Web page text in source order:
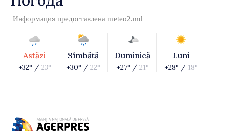
Информация предоставлена meteo2.md
Astăzi
+32° / 23°
Sîmbătă
+30° / 22°
Duminică
+27° / 21°
Luni
+28° / 18°